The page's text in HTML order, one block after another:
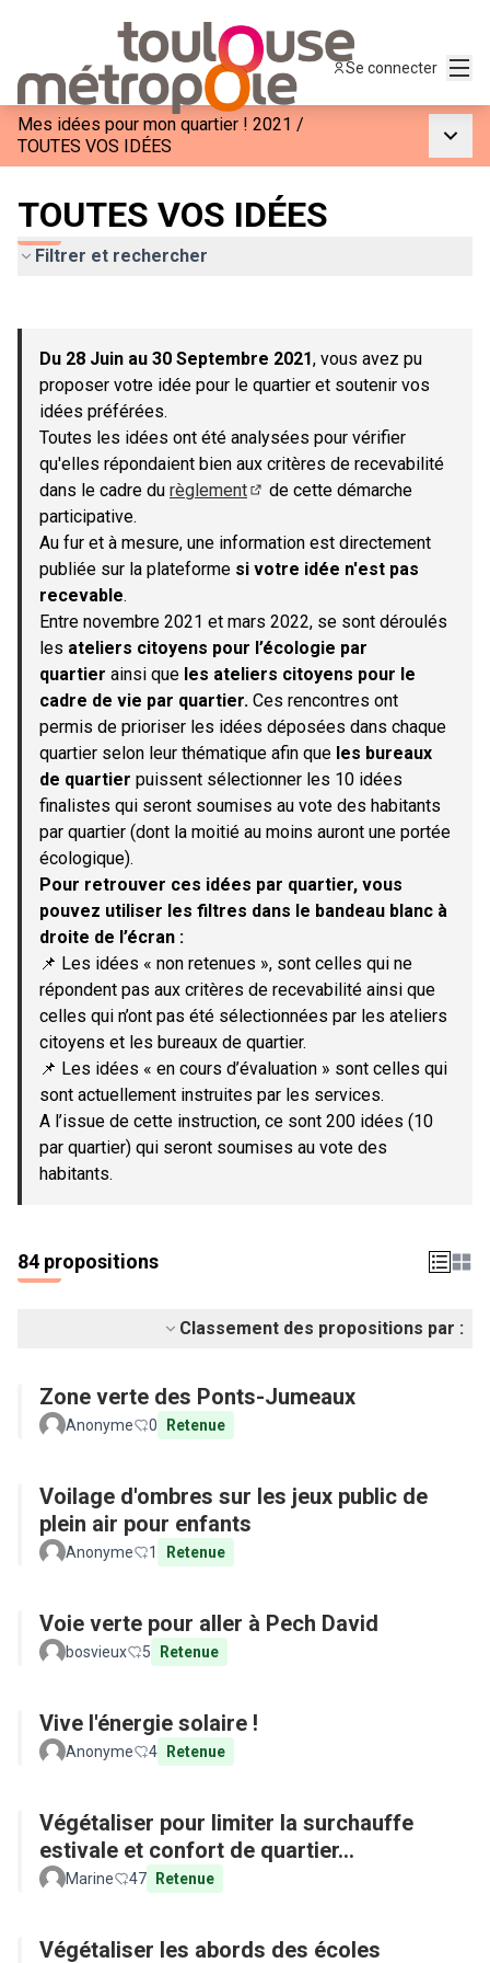
Se connecter
Mes idées pour mon quartier ! 2021 /
TOUTES VOS IDÉES
TOUTES VOS IDÉES
Filtrer et rechercher
−
Du 28 Juin au 30 Septembre 2021, vous avez pu
proposer votre idée pour le quartier et soutenir vos
idées préférées.
Toutes les idées ont été analysées pour vérifier
qu'elles répondaient bien aux critères de recevabilité
dans le cadre du règlement
de cette démarche
participative.
Au fur et à mesure, une information est directement
publiée sur la plateforme si votre idée n'est pas
recevable.
Entre novembre 2021 et mars 2022, se sont déroulés
les ateliers citoyens pour l’écologie par
quartier ainsi que les ateliers citoyens pour le
cadre de vie par quartier. Ces rencontres ont
permis de prioriser les idées déposées dans chaque
quartier selon leur thématique afin que les bureaux
de quartier puissent sélectionner les 10 idées
finalistes qui seront soumises au vote des habitants
par quartier (dont la moitié au moins auront une portée
écologique).
Pour retrouver ces idées par quartier, vous
pouvez utiliser les filtres dans le bandeau blanc à
droite de l’écran :
📌 Les idées « non retenues », sont celles qui ne
répondent pas aux critères de recevabilité ainsi que
celles qui n’ont pas été sélectionnées par les ateliers
citoyens et les bureaux de quartier.
📌 Les idées « en cours d’évaluation » sont celles qui
sont actuellement instruites par les services.
A l’issue de cette instruction, ce sont 200 idées (10
par quartier) qui seront soumises au vote des
habitants.
84 propositions
Classement des propositions par :
Zone verte des Ponts-Jumeaux
Anonyme 0 Retenue
Voilage d'ombres sur les jeux public de
plein air pour enfants
Anonyme 1 Retenue
Voie verte pour aller à Pech David
bosvieux 5 Retenue
Vive l'énergie solaire !
Anonyme 4 Retenue
Végétaliser pour limiter la surchauffe
estivale et confort de quartier...
Marine 47 Retenue
Végétaliser les abords des écoles